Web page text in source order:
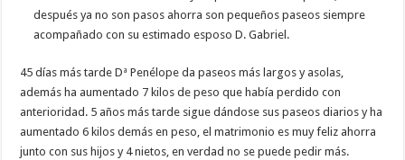
después ya no son pasos ahorra son pequeños paseos siempre
acompañado con su estimado esposo D. Gabriel.
45 días más tarde Dª Penélope da paseos más largos y asolas,
además ha aumentado 7 kilos de peso que había perdido con
anterioridad. 5 años más tarde sigue dándose sus paseos diarios y ha
aumentado 6 kilos demás en peso, el matrimonio es muy feliz ahorra
junto con sus hijos y 4 nietos, en verdad no se puede pedir más.